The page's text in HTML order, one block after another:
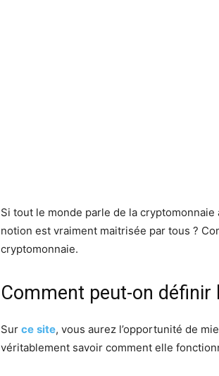
Si tout le monde parle de la
notion est vraiment maitrisée par tous ?
cryptomonnaie.
Comment peut-on définir
Sur ce site, vous aurez l’opportunité de
véritablement savoir comment elle